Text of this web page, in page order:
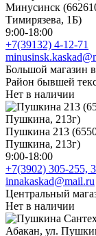
Минусинск
Тимирязева, 1Б)
9:00-18:00
+7(39132) 4-12-71
Большой магазин
Район бывшей
Нет в наличии
Пушкина 213
Пушкина, 213г)
9:00-18:00
+7(3902) 305-255,
innakaskad@mail.ru
Центральный
Нет в наличии